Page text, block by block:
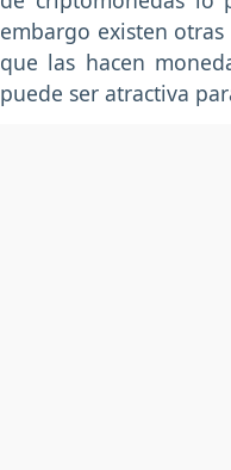
embargo existen
que las hacen
puede ser atractiva